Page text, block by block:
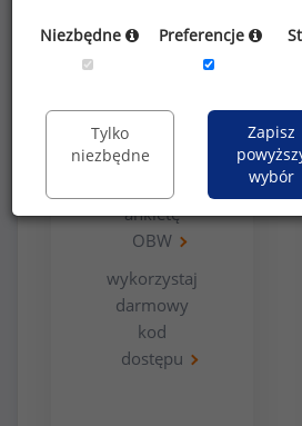
bezpłatna
ankietę
OBW
wykorzystaj
darmowy
kod
dostępu
Niezbędne Preferencje
Tylko
niezbędne
Zapisz
wybór